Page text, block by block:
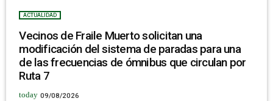
ACTUALIDAD
Vecinos de Fraile Muerto solicitan una
modificación del sistema de paradas para una
de las frecuencias de ómnibus que circulan por
Ruta 7
today 09/08/2026